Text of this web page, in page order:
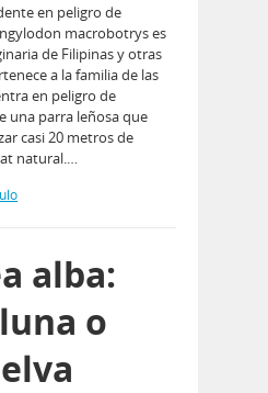
en peligro de
macrobotrys es
de Filipinas y otras
a la familia de las
en peligro de
una parra leñosa que
casi 20 metros de
natural.…
alba:
o